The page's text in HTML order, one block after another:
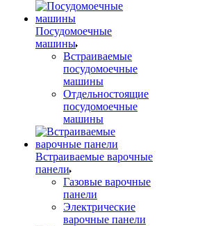
Посудомоечные
машины
Встраиваемые
посудомоечные
машины
Отдельностоящие
посудомоечные
машины
Встраиваемые варочные
панели
Газовые варочные
панели
Электрические
варочные панели